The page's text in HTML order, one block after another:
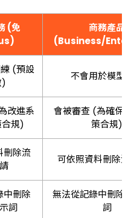
(免
商務產品
(Business/
(預設
不會用於模型
改進系
規)
會被審查 (為確保
策合規)
刪除流
可依照資料刪除流
中刪除
詞
無法從記錄中刪除
詞